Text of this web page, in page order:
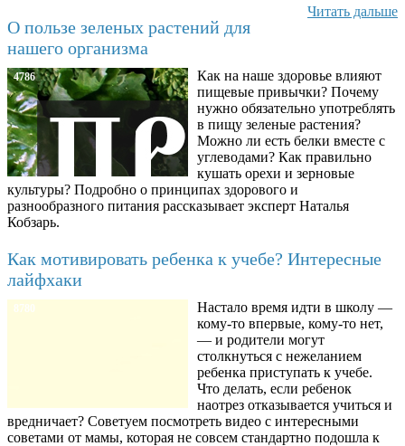
Читать дальше
О пользе зеленых растений для
нашего организма
4786
Как на наше здоровье влияют
пищевые привычки? Почему
нужно обязательно употреблять
в пищу зеленые растения?
Можно ли есть белки вместе с
углеводами? Как правильно
кушать орехи и зерновые
культуры? Подробно о принципах здорового и
разнообразного питания рассказывает эксперт Наталья
Кобзарь.
Как мотивировать ребенка к учебе? Интересные
лайфхаки
8780
Настало время идти в школу —
кому-то впервые, кому-то нет,
— и родители могут
столкнуться с нежеланием
ребенка приступать к учебе.
Что делать, если ребенок
наотрез отказывается учиться и
вредничает? Советуем посмотреть видео с интересными
советами от мамы, которая не совсем стандартно подошла к